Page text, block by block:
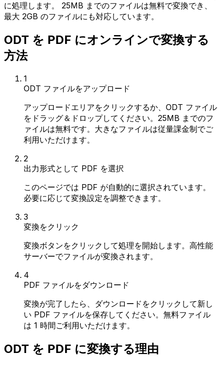
に処理します。 25MB までのファイルは無料で変換でき、
最大 2GB のファイルにも対応しています。
ODT を PDF にオンラインで変換する
方法
1
ODT ファイルをアップロード
アップロードエリアをクリックするか、ODT ファイル
をドラッグ＆ドロップしてください。25MB までのフ
ァイルは無料です。大きなファイルは従量課金制でご
利用いただけます。
2
出力形式として PDF を選択
このページでは PDF が自動的に選択されています。
必要に応じて変換設定を調整できます。
3
変換をクリック
変換ボタンをクリックして処理を開始します。高性能
サーバーでファイルが変換されます。
4
PDF ファイルをダウンロード
変換が完了したら、ダウンロードをクリックして新し
い PDF ファイルを保存してください。無料ファイル
は 1 時間ご利用いただけます。
ODT を PDF に変換する理由